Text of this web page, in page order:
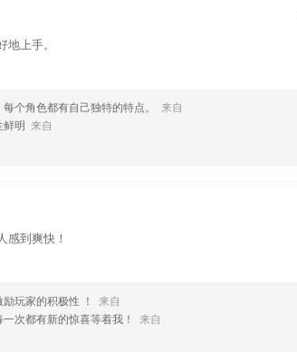
上手。
个角色都有自己独特的特点。
来自
鲜明 来自
到爽快！
玩家的积极性 ！
来自
次都有新的惊喜等着我！
来自